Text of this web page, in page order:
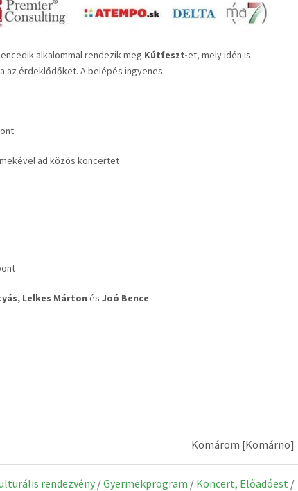
alkalommal rendezik meg Kútfeszt-et, mely idén is
az érdeklődőket. A belépés ingyenes.
ad közös koncertet
Lelkes Márton és Joó Bence
Komárom [Komárno]
rendezvény /Gyermekprogram / Koncert, Előadóest /